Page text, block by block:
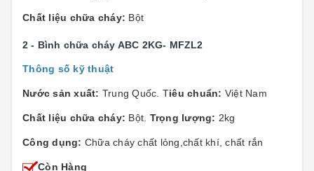
Chất liệu chữa cháy: Bột
2 - Bình chữa cháy ABC 2KG- MFZL2
Thông số kỹ thuật
Nước sản xuất: Trung Quốc. Tiêu chuẩn: Việt Nam
Chất liệu chữa cháy: Bột. Trọng lượng: 2kg
Công dụng: Chữa cháy chất lỏng,chất khí, chất rắn
Còn Hàng